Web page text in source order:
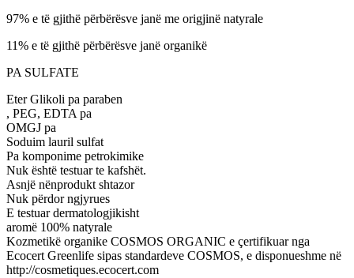
97% e të gjithë përbërësve janë me origjinë natyrale
11% e të gjithë përbërësve janë organikë
PA SULFATE
Eter Glikoli pa paraben
, PEG, EDTA pa
OMGJ pa
Soduim lauril sulfat
Pa komponime petrokimike
Nuk është testuar te kafshët.
Asnjë nënprodukt shtazor
Nuk përdor ngjyrues
E testuar dermatologjikisht
aromë 100% natyrale
Kozmetikë organike COSMOS ORGANIC e çertifikuar nga
Ecocert Greenlife sipas standardeve COSMOS, e disponueshme në
http://cosmetiques.ecocert.com